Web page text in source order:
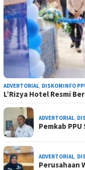
ADVERTORIAL DISKOMINFO
L’Rizya Hotel Resmi
ADVERTORIAL
Pemkab
ADVERTORIAL
Perusahaan